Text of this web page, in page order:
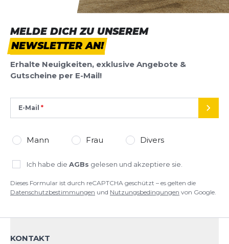
MELDE DICH ZU UNSEREM
NEWSLETTER AN!
Erhalte Neuigkeiten, exklusive Angebote &
Gutscheine per E-Mail!
E-Mail
Mann Frau Divers
Ich habe die AGBs gelesen und akzeptiere sie.
Dieses Formular ist durch reCAPTCHA geschützt – es gelten die
Datenschutzbestimmungen und Nutzungsbedingungen von Google.
KONTAKT